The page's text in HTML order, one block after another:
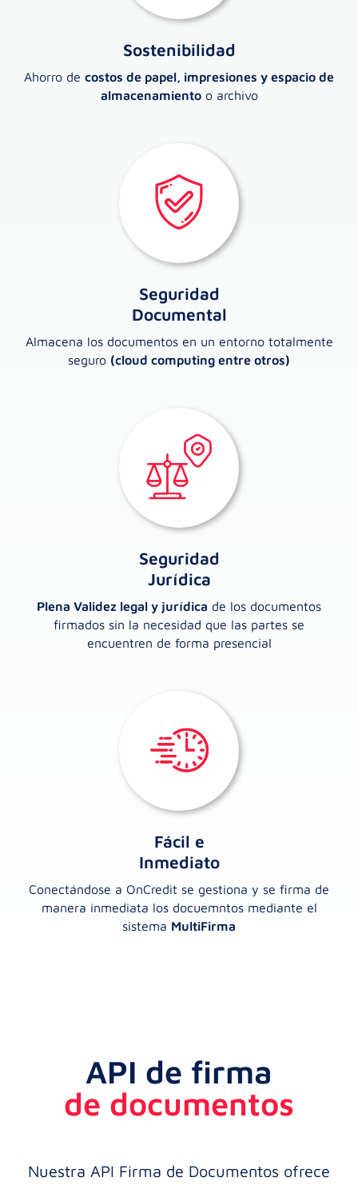
Sostenibilidad
Ahorro de costos de papel, impresiones y espacio de
almacenamientoo archivo
Seguridad
Documental
Almacena los documentos en un entorno totalmente
seguro (cloud computing entre otros)
Seguridad
Jurídica
Plena Validez legal y jurídica de los documentos
firmados sin la necesidad que las partes se
encuentren de forma presencial
Fácil e
Inmediato
Conectándose a OnCredit se gestiona y se firma de
manera inmediata los docuemntos mediante el
sistema MultiFirma
API de firma
de documentos
Nuestra API Firma de Documentos ofrece